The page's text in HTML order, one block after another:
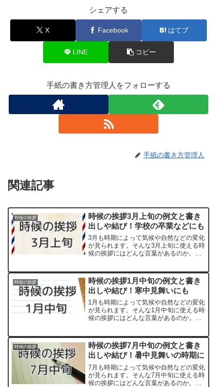
シェアする
X Facebook はてブ
LINE コピー
手紙の書き方管理人をフォローする
手紙の書き方管理人
関連記事
時候の挨拶
時候の挨拶3月上旬の例文と書き
出しや結び！学校の卒業などにも
3月も時期によって気候や自然などの変化
が見られます。そんな3月上旬に使える時
候の挨拶にはどんな言葉があるのか。
方で、和文調の柔らかい言い回しもあ
り、季節の動植物の様子を...
時候の挨拶
時候の挨拶1月中旬の例文と書き
出しや結び！寒中見舞いにも
1月も時期によって気候や自然などの変化
が見られます。そんな1月中旬に使える時
候の挨拶にはどんな言葉があるのか。
方で、和文調の柔らかい言い回しもあ
り、季節の動植物の様子を...
時候の挨拶
時候の挨拶7月中旬の例文と書き
出しや結び！暑中見舞いの時期に
7月も時期によって気候や自然などの変化
が見られます。そんな7月中旬に使える時
候の挨拶にはどんな言葉があるのか。